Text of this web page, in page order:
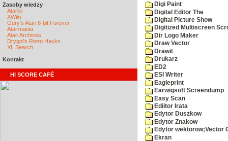
Zasoby wiedzy
Atariki
XWiki
Gury's Atari 8-bit Forever
Atarimania
Atari Archives
Drygol's Retro Hacks
XL Search
Kontakt
HI SCORE CAFÉ
Digi Paint
Digital Editor The
Digital Picture Show
Digitized Multiscreen
Dir Logo Maker
Draw Vector
Drawit
Drukarz
ED2
ESI Writer
Eagleprint
Earwigsoft Screendump
Easy Scan
Ediitor Irata
Edytor Duszkow
Edytor Znakow
Edytor wektorow;Vector
Ekran